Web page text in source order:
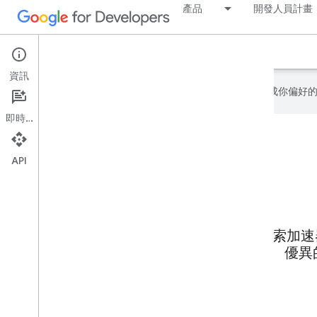
產品 開發人員計畫
Google 會運用 AI 技術將內容翻譯成你偏好
探索加
優異
資訊
即時通訊
API